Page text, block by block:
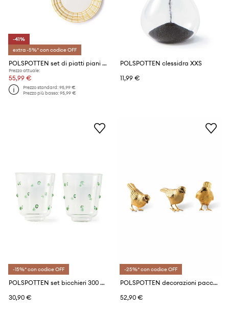
-41%
extra -5%* con codice OFF
POLSPOTTEN set di piatti piani Digi plate 28,5 cm pacco da 2
Prezzo attuale:
55,99 €
Prezzo standard:95,99 €
Prezzo più basso:95,99 €
POLSPOTTEN clessidra XXS
11,99 €
-15%* con codice OFF
POLSPOTTEN set bicchieri 300 ml pacco da 2
30,90 €
-25%* con codice OFF
POLSPOTTEN decorazioni pacco da 3
52,90 €